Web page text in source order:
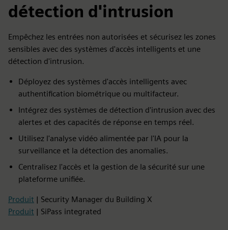
détection d'intrusion
Empêchez les entrées non autorisées et sécurisez les zones
sensibles avec des systèmes d'accès intelligents et une
détection d'intrusion.
Déployez des systèmes d'accès intelligents avec
authentification biométrique ou multifacteur.
Intégrez des systèmes de détection d'intrusion avec des
alertes et des capacités de réponse en temps réel.
Utilisez l'analyse vidéo alimentée par l'IA pour la
surveillance et la détection des anomalies.
Centralisez l'accès et la gestion de la sécurité sur une
plateforme unifiée.
Produit | Security Manager du Building X
Produit | SiPass integrated